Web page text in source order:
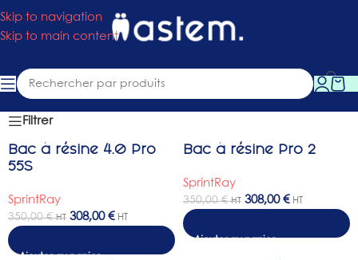
Skip to navigation
Skip to main content
Filtrer
-12%
Bac à résine 4.0 Pro
55S
SprintRay
350,00€ HT 308,00 € HT
Ajouter au panier
-12%
Bac à résine Pro 2
SprintRay
350,00€ HT 308,00 € HT